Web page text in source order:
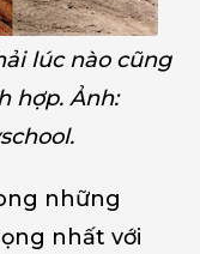
lúc nào cũng
hợp. Ảnh:
những
nhất với